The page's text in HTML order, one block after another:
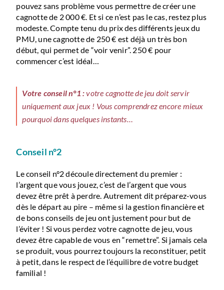
pouvez sans problème vous permettre de créer une
cagnotte de 2 000 €. Et si ce n’est pas le cas, restez plus
modeste. Compte tenu du prix des différents jeux du
PMU, une cagnotte de 250 € est déjà un très bon
début, qui permet de “voir venir”. 250 € pour
commencer c’est idéal…
Votre conseil n°1 :votre cagnotte de jeu doit servir
uniquement aux jeux ! Vous comprendrez encore mieux
pourquoi dans quelques instants…
Conseil n°2
Le conseil n°2 découle directement du premier :
l’argent que vous jouez, c’est de l’argent que vous
devez être prêt à perdre. Autrement dit préparez-vous
dès le départ au pire – même si la gestion financière et
de bons conseils de jeu ont justement pour but de
l’éviter ! Si vous perdez votre cagnotte de jeu, vous
devez être capable de vous en “remettre”. Si jamais cela
se produit, vous pourrez toujours la reconstituer, petit
à petit, dans le respect de l’équilibre de votre budget
familial !